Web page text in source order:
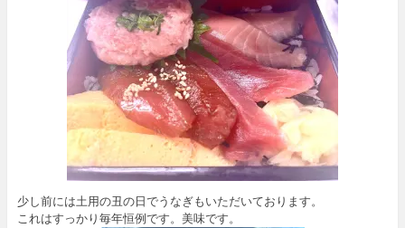
少し前には土用の丑の日でうなぎもいただいております。
これはすっかり毎年恒例です。美味です。